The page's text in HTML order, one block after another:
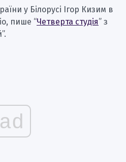
у Білорусі Ігор Кизим в
пише “Четверта студія” з
ad